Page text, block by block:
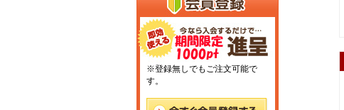
※登録無しでもご注文可能で
す。